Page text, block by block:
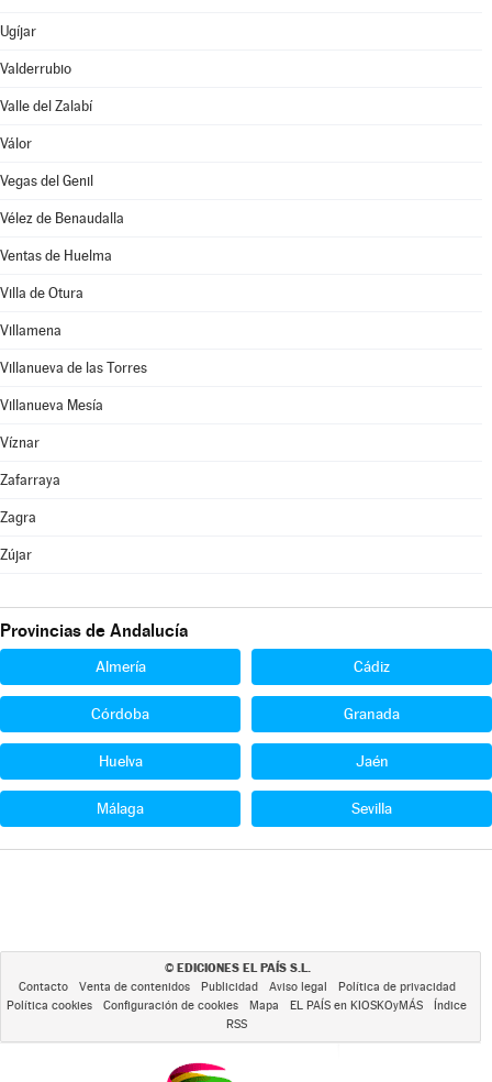
Ugíjar
Valderrubio
Valle del Zalabí
Válor
Vegas del Genil
Vélez de Benaudalla
Ventas de Huelma
Villa de Otura
Villamena
Villanueva de las Torres
Villanueva Mesía
Víznar
Zafarraya
Zagra
Zújar
Provincias de Andalucía
Almería Cádiz
Córdoba Granada
Huelva Jaén
Málaga Sevilla
© EDICIONES EL PAÍS S.L.
Contacto Venta de contenidos Publicidad Aviso legal
Política de privacidad
Política cookies
Configuración de cookies Mapa EL PAÍS en KIOSKOyMÁS
Índice
RSS